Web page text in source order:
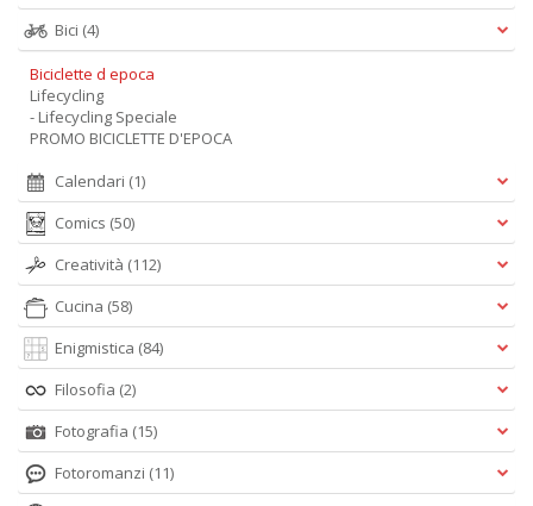
Bici (4)
Biciclette d epoca
Lifecycling
- Lifecycling Speciale
PROMO BICICLETTE D'EPOCA
Calendari (1)
Comics (50)
Creatività (112)
Cucina (58)
Enigmistica (84)
Filosofia (2)
Fotografia (15)
Fotoromanzi (11)